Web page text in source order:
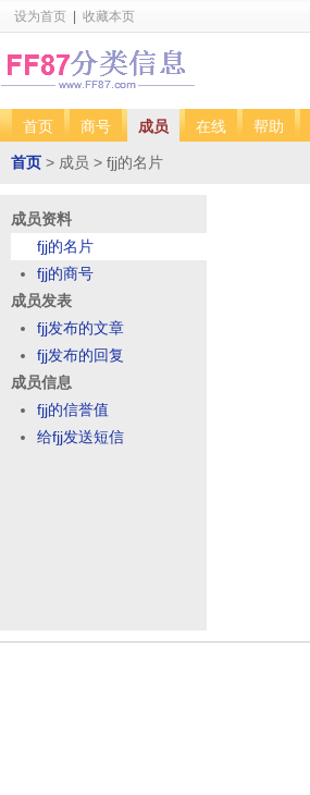
设为首页 收藏本页
首页 商号 成员 在线 帮助
首页 > 成员 > fjj的名片
成员资料
fjj的名片
fjj的商号
成员发表
fjj发布的文章
fjj发布的回复
成员信息
fjj的信誉值
给fjj发送短信